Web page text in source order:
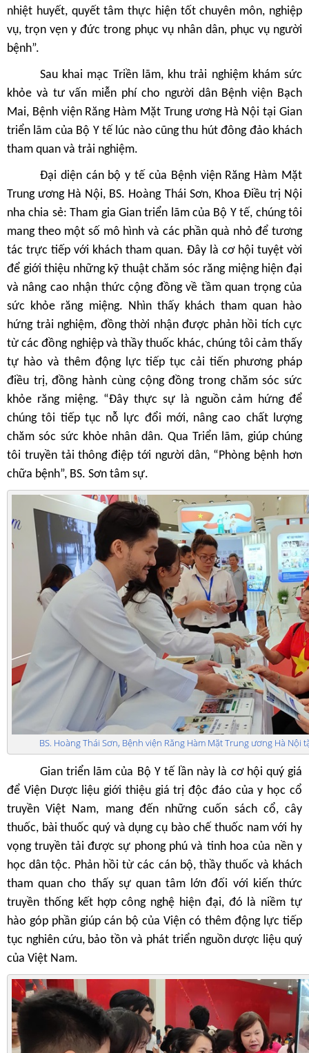
nhiệt huyết, quyết tâm thực hiện tốt chuyên môn, nghiệp
vụ, trọn vẹn y đức trong phục vụ nhân dân, phục vụ người
bệnh”.
Sau khai mạc Triền lãm, khu trải nghiệm khám sức
khỏe và tư vấn miễn phí cho người dân Bệnh viện Bạch
Mai, Bệnh viện Răng Hàm Mặt Trung ương Hà Nội tại Gian
triển lãm của Bộ Y tế lúc nào cũng thu hút đông đảo khách
tham quan và trải nghiệm.
Đại diện cán bộ y tế của Bệnh viện Răng Hàm Mặt
Trung ương Hà Nội, BS. Hoàng Thái Sơn, Khoa Điều trị Nội
nha chia sẻ: Tham gia Gian triển lãm của Bộ Y tế, chúng tôi
mang theo một số mô hình và các phần quà nhỏ để tương
tác trực tiếp với khách tham quan. Đây là cơ hội tuyệt vời
để giới thiệu những kỹ thuật chăm sóc răng miệng hiện đại
và nâng cao nhận thức cộng đồng về tầm quan trọng của
sức khỏe răng miệng. Nhìn thấy khách tham quan hào
hứng trải nghiệm, đồng thời nhận được phản hồi tích cực
từ các đồng nghiệp và thầy thuốc khác, chúng tôi cảm thấy
tự hào và thêm động lực tiếp tục cải tiến phương pháp
điều trị, đồng hành cùng cộng đồng trong chăm sóc sức
khỏe răng miệng. “Đây thực sự là nguồn cảm hứng để
chúng tôi tiếp tục nỗ lực đổi mới, nâng cao chất lượng
chăm sóc sức khỏe nhân dân. Qua Triển lãm, giúp chúng
tôi truyền tải thông điệp tới người dân, “Phòng bệnh hơn
chữa bệnh”, BS. Sơn tâm sự.
BS. Hoàng Thái Sơn, Bệnh viện Răng Hàm Mặt Trung ương Hà
Gian triển lãm của Bộ Y tế lần này là cơ hội quý giá
để Viện Dược liệu giới thiệu giá trị độc đáo của y học cổ
truyền Việt Nam, mang đến những cuốn sách cổ, cây
thuốc, bài thuốc quý và dụng cụ bào chế thuốc nam với hy
vọng truyền tải được sự phong phú và tinh hoa của nền y
học dân tộc. Phản hồi từ các cán bộ, thầy thuốc và khách
tham quan cho thấy sự quan tâm lớn đối với kiến thức
truyền thống kết hợp công nghệ hiện đại, đó là niềm tự
hào góp phần giúp cán bộ của Viện có thêm động lực tiếp
tục nghiên cứu, bảo tồn và phát triển nguồn dược liệu quý
của Việt Nam.